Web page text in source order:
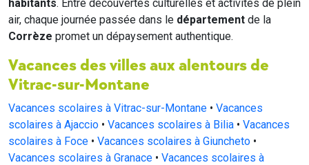
habitants. Entre découvertes culturelles et activités de plein
air, chaque journée passée dans le département de la
Corrèze promet un dépaysement authentique.
Vacances des villes aux alentours de
Vitrac-sur-Montane
Vacances scolaires à Vitrac-sur-Montane • Vacances
scolaires à Ajaccio • Vacances scolaires à Bilia • Vacances
scolaires à Foce • Vacances scolaires à Giuncheto •
Vacances scolaires à Granace • Vacances scolaires à